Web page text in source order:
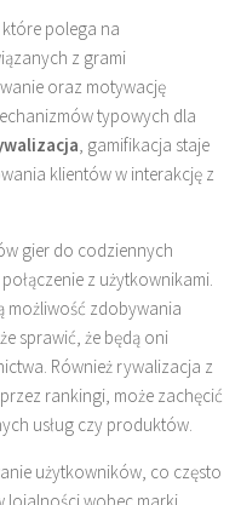
polega na
z grami
oraz motywację
typowych dla
, gamifikacja staje
klientów w interakcję z
gier do codziennych
z użytkownikami.
możliwość zdobywania
sprawić, że będą oni
Również rywalizacja z
rankingi, może zachęcić
usług czy produktów.
użytkowników, co często